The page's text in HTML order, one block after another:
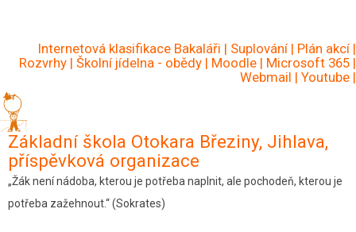
hlavnímuInternetová klasifikace Bakaláři | Suplování | Plán akcí |
Rozvrhy | Školní jídelna - obědy | Moodle | Microsoft 365 |
Webmail | Youtube |
Základní škola Otokara Březiny, Jihlava,
příspěvková organizace
„Žák není nádoba, kterou je potřeba naplnit, ale pochodeň, kterou je
potřeba zažehnout.“ (Sokrates)